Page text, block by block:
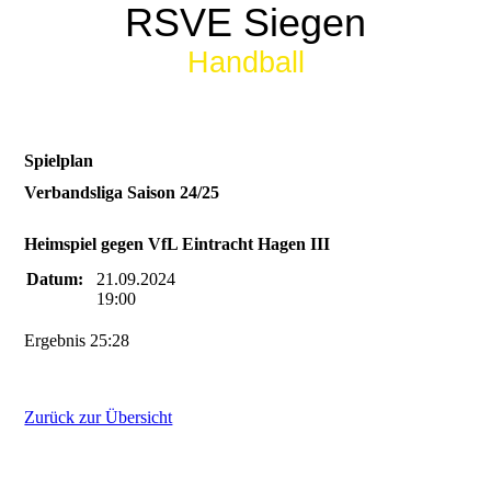
RSVE Siegen
Handball
Spielplan
Verbandsliga Saison 24/25
Heimspiel gegen VfL Eintracht Hagen III
Datum:
21.09.2024
19:00
Ergebnis 25:28
Zurück zur Übersicht